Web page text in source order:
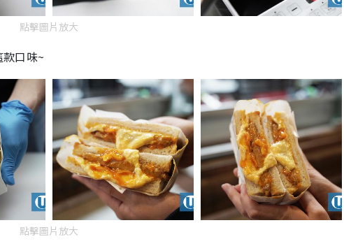
點擊圖片放大
口味~
點擊圖片放大